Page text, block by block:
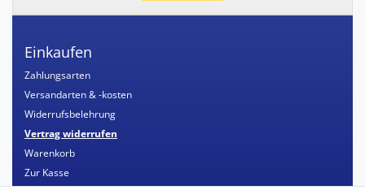
Einkaufen
Zahlungsarten
Versandarten & -kosten
Widerrufsbelehrung
Vertrag widerrufen
Warenkorb
Zur Kasse